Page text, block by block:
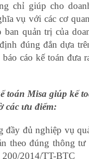
chỉ giúp cho
vụ với các cơ
ban quản trị của
đúng đắn dựa
cáo kế toán đưa
toán Misa giúp kế
các ưu điểm:
đầy đủ nghiệp vụ
theo đúng thông tư
2014/TT-BTC